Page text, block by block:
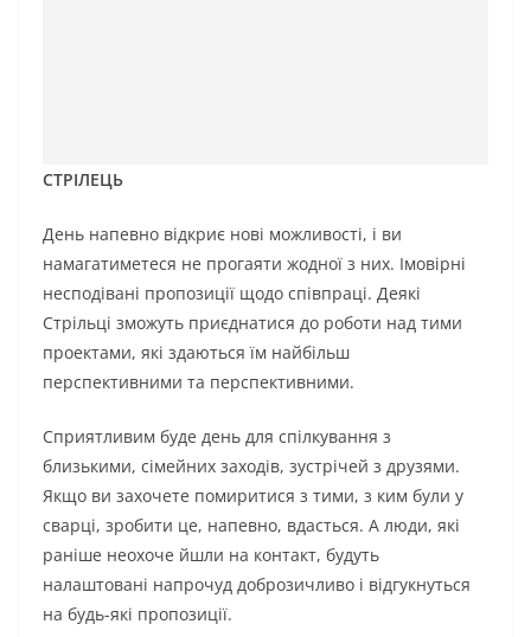
СТРІЛЕЦЬ
День напевно відкриє нові можливості, і ви
намагатиметеся не прогаяти жодної з них. Імовірні
несподівані пропозиції щодо співпраці. Деякі
Стрільці зможуть приєднатися до роботи над тими
проектами, які здаються їм найбільш
перспективними та перспективними.
Сприятливим буде день для спілкування з
близькими, сімейних заходів, зустрічей з друзями.
Якщо ви захочете помиритися з тими, з ким були у
сварці, зробити це, напевно, вдасться. А люди, які
раніше неохоче йшли на контакт, будуть
налаштовані напрочуд доброзичливо і відгукнуться
на будь-які пропозиції.